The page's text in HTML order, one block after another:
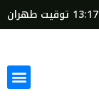
13:17 توقيت طهران